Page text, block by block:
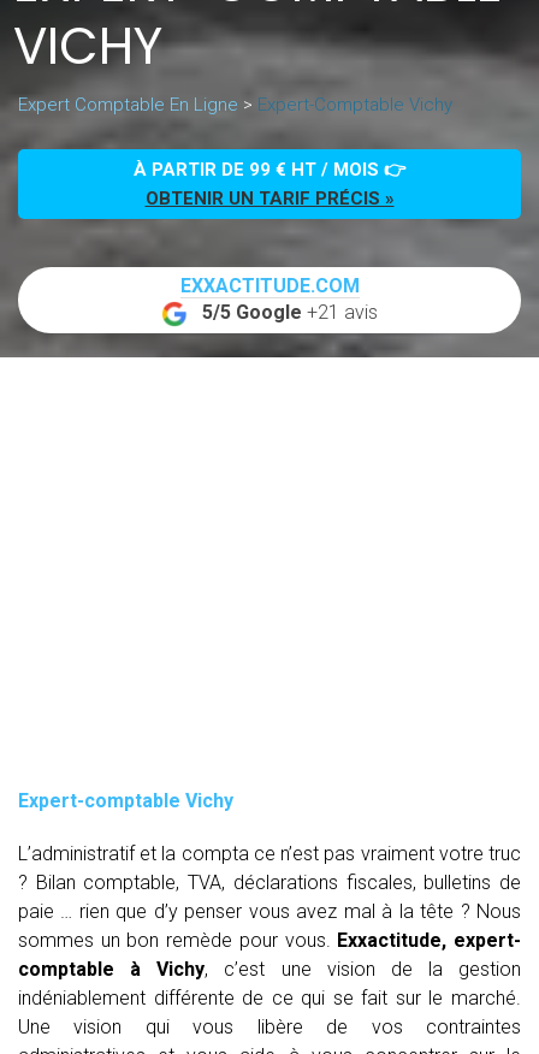
VICHY
Expert Comptable En Ligne > Expert-Comptable Vichy
À PARTIR DE 99 € HT / MOIS 👉
OBTENIR UN TARIF PRÉCIS »
EXXACTITUDE.COM
5/5 Google +21 avis
Expert-comptable Vichy
L’administratif et la compta ce n’est pas vraiment votre truc
? Bilan comptable, TVA, déclarations fiscales, bulletins de
paie … rien que d’y penser vous avez mal à la tête ? Nous
sommes un bon remède pour vous. Exxactitude, expert-
comptable à Vichy, c’est une vision de la gestion
indéniablement différente de ce qui se fait sur le marché.
Une vision qui vous libère de vos contraintes